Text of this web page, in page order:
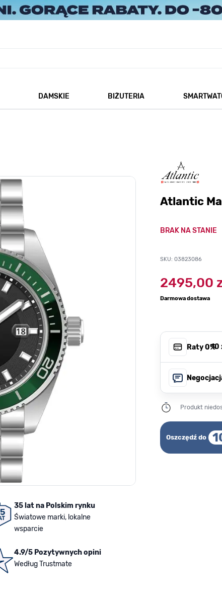
DAMSKIE
BIŻUTERIA
35 lat na Polskim rynku
Światowe marki, lokalne
wsparcie
4.9/5 Pozytywnych opini
Według Trustmate
Atlantic
BRAK NA STANIE
SKU: 03823086
2495,00
Darmowa dostawa
Raty 0%
, 10
Produkt
Oszczędź do